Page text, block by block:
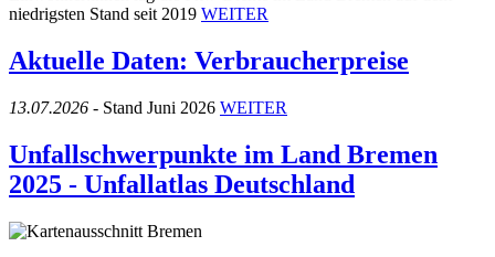
niedrigsten Stand seit 2019 WEITER
Aktuelle Daten: Verbraucherpreise
13.07.2026 - Stand Juni 2026 WEITER
Unfallschwerpunkte im Land Bremen
2025 - Unfallatlas Deutschland